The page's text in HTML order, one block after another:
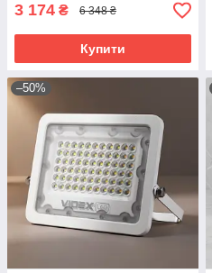
3 174 ₴ 6 348 ₴
Купити
–50%